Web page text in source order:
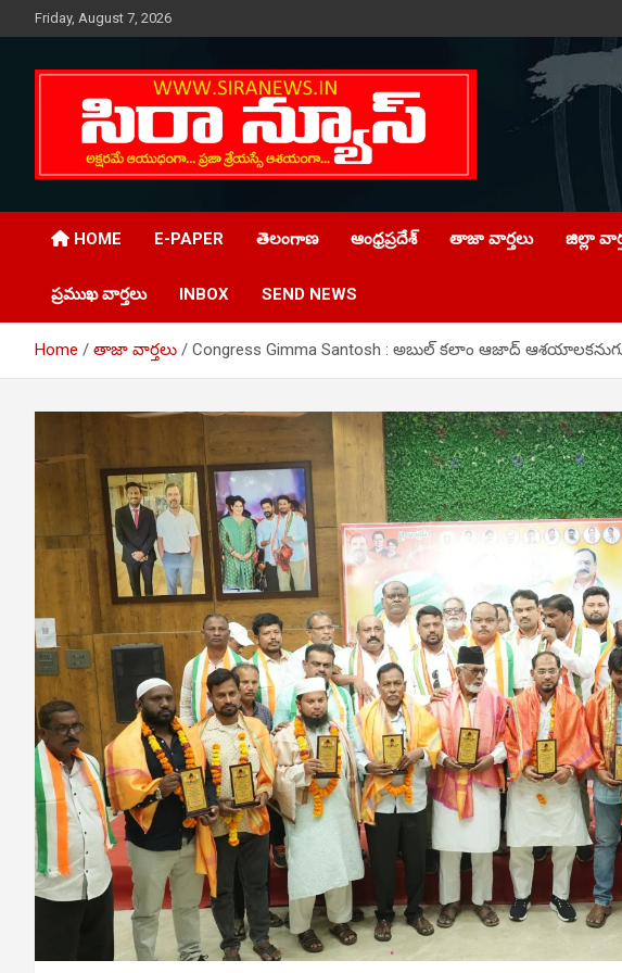
to
Friday, August 7, 2026
SIRA NEWS
HOME E-PAPER తెలంగాణ ఆంధ్రప్రదేశ్ తాజా వార్తలు జిల్లా
ప్రముఖ వార్తలు INBOX SEND NEWS
Home తాజా వార్తలు Congress Gimma Santosh : అబుల్ కలాం ఆజాద్